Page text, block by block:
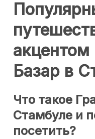
акцентом
Базар в
Что такое
Стамбуле и
посетить?